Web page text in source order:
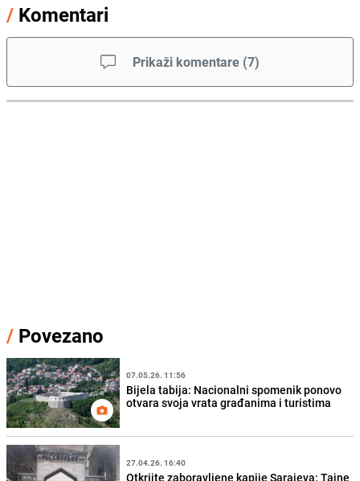
/ Komentari
Prikaži komentare (7)
/ Povezano
07.05.26. 11:56
Bijela tabija: Nacionalni spomenik ponovo
otvara svoja vrata građanima i turistima
27.04.26. 16:40
Otkrijte zaboravljene kapije Sarajeva: Tajne